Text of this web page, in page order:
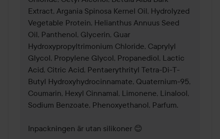
Extract, Argania Spinosa Kernel Oil, Hydrolyzed
Vegetable Protein, Helianthus Annuus Seed
Oil, Panthenol, Glycerin, Guar
Hydroxypropyltrimonium Chloride, Caprylyl
Glycol, Propylene Glycol, Propanediol, Lactic
Acid, Citric Acid, Pentaerythrityl Tetra-Di-T-
Butyl Hydroxyhydrocinnamate, Quaternium-95,
Coumarin, Hexyl Cinnamal, Limonene, Linalool,
Sodium Benzoate, Phenoxyethanol, Parfum.
Inpackningen är utan silikoner 😊